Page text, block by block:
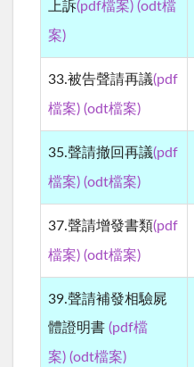
上訴(pdf檔案) (odt檔
案)
33.被告聲請再議(pdf
檔案) (odt檔案)
35.聲請撤回再議(pdf
檔案) (odt檔案)
37.聲請增發書類(pdf
檔案) (odt檔案)
39.聲請補發相驗屍
體證明書 (pdf檔
案) (odt檔案)